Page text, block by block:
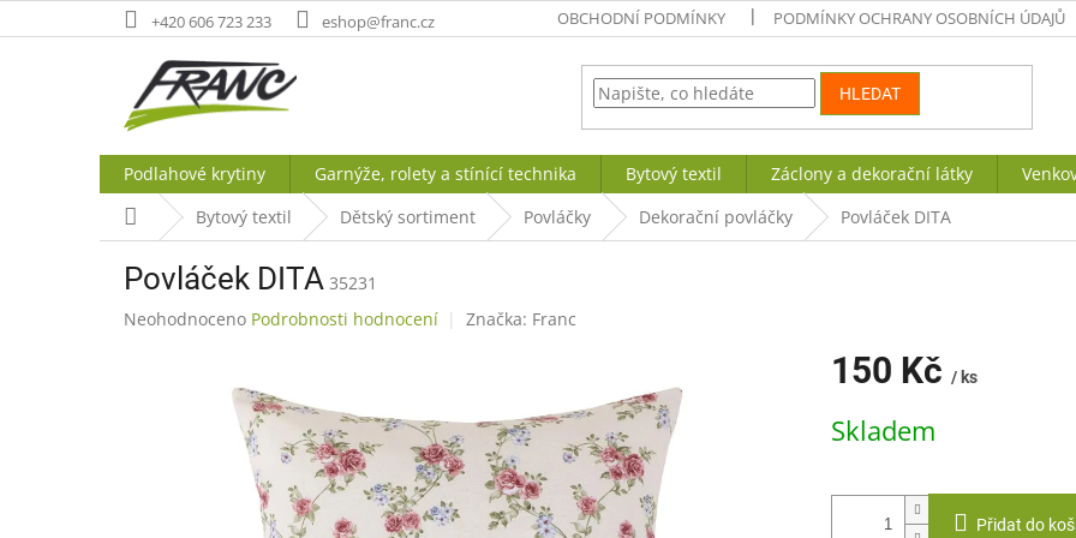
na
+420 606 723 233 eshop@franc.cz OBCHODNÍ PODMÍNKY PODMÍNKY OCHRANY OSOBNÍCH ÚDAJŮ
HLEDAT
Podlahové krytiny Garnýže, rolety a stínící technika Bytový textil Záclony a dekorační látky
Domů Bytový textil Dětský sortiment Povláčky Dekorační povláčky Povláček DITA
Povláček DITA 35231
Průměrné
Neohodnoceno Podrobnosti hodnocení Značka: Franc
150 Kč / ks
cena:
Skladem
Přidat do